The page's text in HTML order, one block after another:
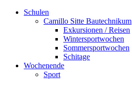
Schulen
Camillo Sitte Bautechnikum
Exkursionen / Reisen
Wintersportwochen
Sommersportwochen
Schitage
Wochenende
Sport